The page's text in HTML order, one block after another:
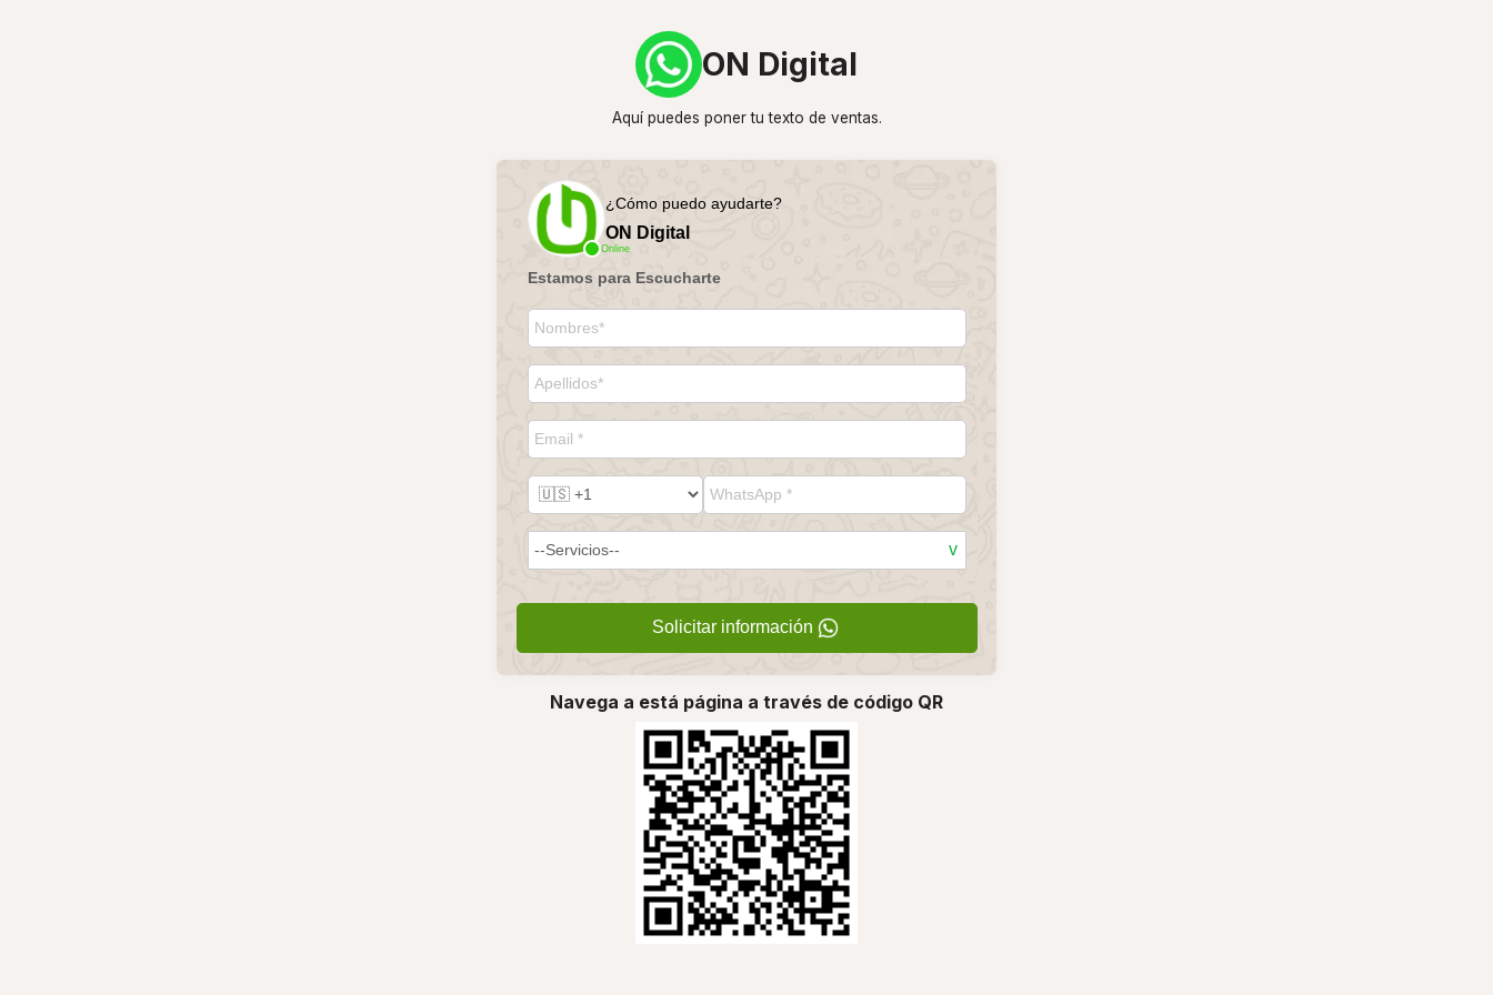
ON Digital
Aquí puedes poner tu texto de ventas.
Online
¿Cómo puedo ayudarte?
ON Digital
Estamos para Escucharte
Solicitar información
Navega a está página a través de código QR